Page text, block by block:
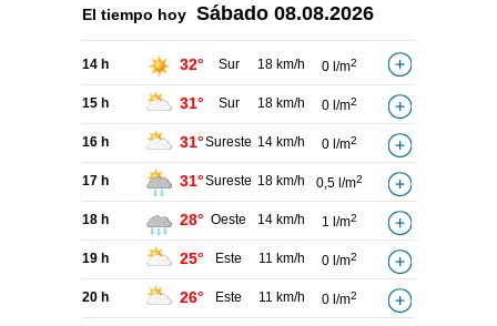
El tiempo hoy Sábado 08.08.2026
14 h 32° Sur 18 km/h 0 l/m2
15 h 31° Sur 18 km/h 0 l/m2
16 h 31°Sureste 14 km/h 0 l/m2
17 h 31°Sureste 18 km/h 0,5 l/m2
18 h 28° Oeste 14 km/h 1 l/m2
19 h 25° Este 11 km/h 0 l/m2
20 h 26° Este 11 km/h 0 l/m2